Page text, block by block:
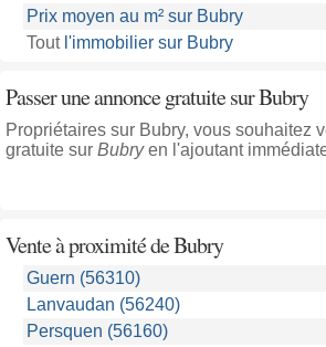
Prix moyen au m² sur Bubry
Tout l'immobilier sur Bubry
Passer une annonce gratuite sur Bubry
Propriétaires sur Bubry, vous souhaitez
gratuite sur Bubryen l'ajoutant
Vente à proximitéde Bubry
Guern (56310)
Lanvaudan (56240)
Persquen (56160)